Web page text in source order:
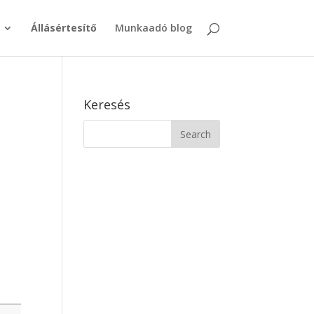
Állásértesítő Munkaadó blog
Keresés